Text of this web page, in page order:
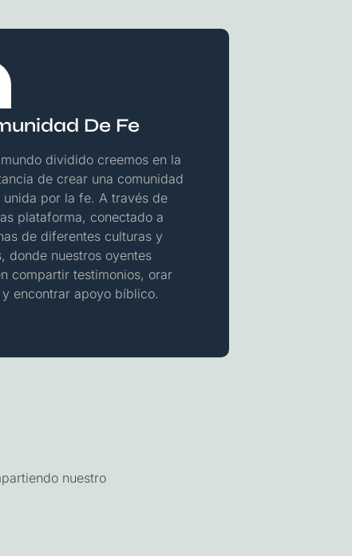
De Fe
dividido creemos en la
de crear una comunidad
unida por la fe. A través de
plataforma, conectado a
de diferentes culturas y
donde nuestros oyentes
compartir testimonios, orar
y encontrar apoyo bíblico.
nuestro